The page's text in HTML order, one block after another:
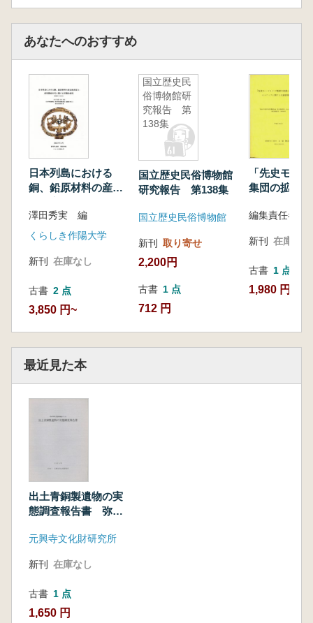
あなたへのおすすめ
日本列島における
銅、鉛原材料の産出
代に関する学際的研
究
澤田秀実 編
くらしき作陽大学
新刊 在庫なし
古書 2 点
3,850 円~
国立歴史民
俗博物館研
究報告 第
138集
国立歴史民俗博物館
研究報告 第138集
国立歴史民俗博物館
新刊 取り寄せ
2,200円
古書 1 点
712 円
「先史モン
集団の拡散
関する文献
新刊 在庫なし
古書 1 点
1,980 円
最近見た本
出土青銅製遺物の実
態調査報告書 弥生
元興寺文化財研究所
新刊 在庫なし
古書 1 点
1,650 円